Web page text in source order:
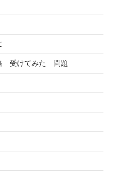
受けてみた 問題